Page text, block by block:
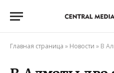
Главная страница » Новости » В